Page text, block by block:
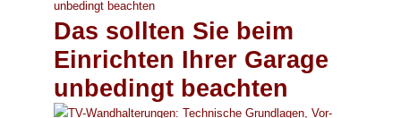
Das sollten Sie beim
Einrichten Ihrer Garage
unbedingt beachten